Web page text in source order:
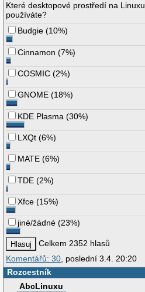
Které desktopové prostředí na Linuxu
používáte?
Budgie (10%)
Cinnamon (7%)
COSMIC (2%)
GNOME (18%)
KDE Plasma (30%)
LXQt (6%)
MATE (6%)
TDE (2%)
Xfce (15%)
jiné/žádné (23%)
Celkem 2352 hlasů
Komentářů: 30 , poslední 3.4. 20:20
Rozcestník
AbcLinuxu